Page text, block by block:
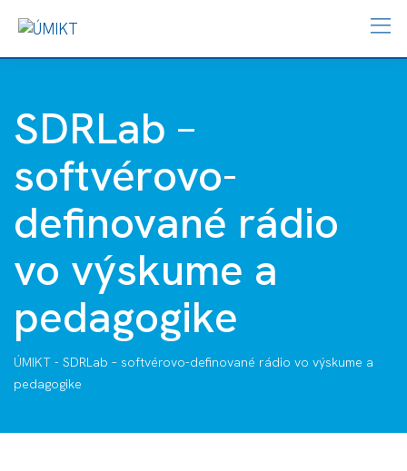
SDRLab –
softvérovo-
definované rádio
vo výskume a
pedagogike
ÚMIKT - SDRLab – softvérovo-definované rádio vo výskume a
pedagogike